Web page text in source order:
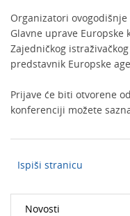
Organizatori
Glavne uprave Europske
Zajedničkog
predstavnik Europske
Prijave će biti otvorene
konferenciji možete
Ispiši stranicu
Novosti